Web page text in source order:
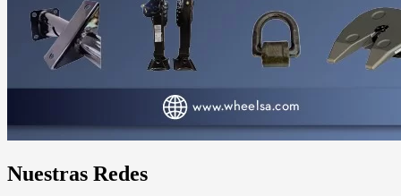
Nuestras Redes